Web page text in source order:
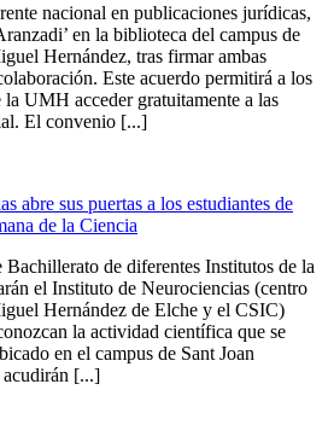
nacional en publicaciones jurídicas,
en la biblioteca del campus de
Hernández, tras firmar ambas
Este acuerdo permitirá a los
la UMH acceder gratuitamente a las
El convenio [...]
abre sus puertas a los estudiantes de
de la Ciencia
Bachillerato de diferentes Institutos de la
el Instituto de Neurociencias (centro
Hernández de Elche y el CSIC)
la actividad científica que se
en el campus de Sant Joan
acudirán [...]